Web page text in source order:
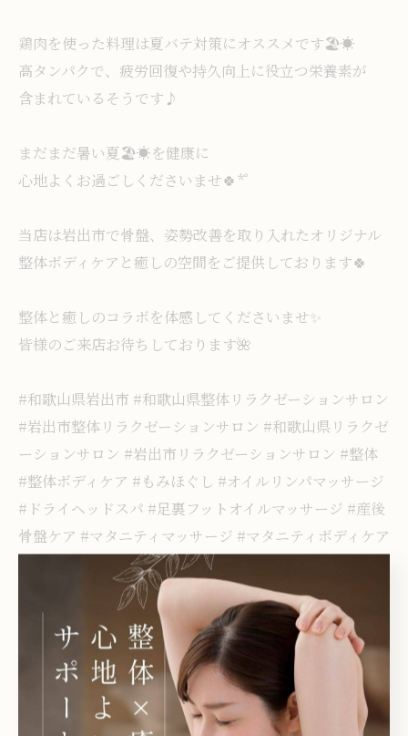
鶏肉を使った料理は夏バテ対策にオススメです🏖☀️
高タンパクで、疲労回復や持久向上に役立つ栄養素が
含まれているそうです♪
まだまだ暑い夏🏖☀️を健康に
心地よくお過ごしくださいませ🍀*゜
当店は岩出市で骨盤、姿勢改善を取り入れたオリジナル
整体ボディケアと癒しの空間をご提供しております🍀
整体と癒しのコラボを体感してくださいませ✨️
皆様のご来店お待ちしております🌺
#和歌山県岩出市 #和歌山県整体リラクゼーションサロン
#岩出市整体リラクゼーションサロン #和歌山県リラクゼ
ーションサロン #岩出市リラクゼーションサロン #整体
#整体ボディケア #もみほぐし #オイルリンパマッサージ
#ドライヘッドスパ #足裏フットオイルマッサージ #産後
骨盤ケア #マタニティマッサージ #マタニティボディケア
#小顔矯正 #肩こり #腰痛 #疲労回復 #健康ケア #癒し効
果 #自然治癒力向上 #リラックス効果 #デトックス効果 #
ベトナム料理 #鶏フォー #フォー #夏バテ対策メニュー #
岩出市で整体によるアプローチ岩出市で緊張をほぐすも